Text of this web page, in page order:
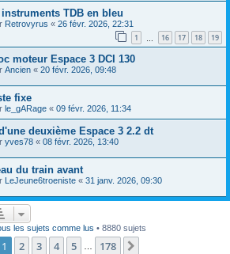
TDB en bleu
Retrovyrus « 26 févr. 2026, 22:31
1 16 17 18 19
moteur Espace 3 DCI 130
Ancien « 20 févr. 2026, 09:48
fixe
le_gARage « 09 févr. 2026, 11:34
deuxième Espace 3 2.2 dt
yves78 « 08 févr. 2026, 13:40
du train avant
LeJeune6troeniste « 31 janv. 2026, 09:30
les sujets comme lus • 8880 sujets
1sur178
1 2 3 4 5 178